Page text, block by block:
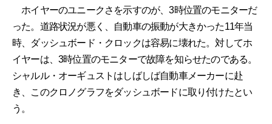
ホイヤーのユニークさを示すのが、3時位置のモニターだ
った。道路状況が悪く、自動車の振動が大きかった11年当
時、ダッシュボード・クロックは容易に壊れた。対してホ
イヤーは、3時位置のモニターで故障を知らせたのである。
シャルル・オーギュストはしばしば自動車メーカーに赴
き、このクロノグラフをダッシュボードに取り付けたとい
う。